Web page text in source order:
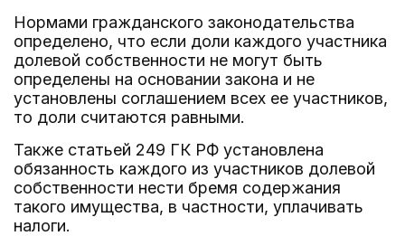
Нормами гражданского законодательства
определено, что если доли каждого участника
долевой собственности не могут быть
определены на основании закона и не
установлены соглашением всех ее участников,
то доли считаются равными.
Также статьей 249 ГК РФ установлена
обязанность каждого из участников долевой
собственности нести бремя содержания
такого имущества, в частности, уплачивать
налоги.